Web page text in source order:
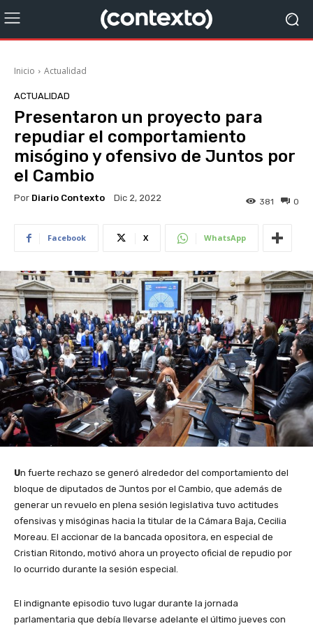
Inicio Actualidad
ACTUALIDAD
Presentaron un proyecto para
repudiar el comportamiento
misógino y ofensivo de Juntos por
el Cambio
Por Diario Contexto Dic 2, 2022 0
381
Facebook X WhatsApp
Un fuerte rechazo se generó alrededor del comportamiento del
bloque de diputados de Juntos por el Cambio, que además de
generar un revuelo en plena sesión legislativa tuvo actitudes
ofensivas y misóginas hacia la titular de la Cámara Baja, Cecilia
Moreau. El accionar de la bancada opositora, en especial de
Cristian Ritondo, motivó ahora un proyecto oficial de repudio por
lo ocurrido durante la sesión especial.
El indignante episodio tuvo lugar durante la jornada
parlamentaria que debía llevarse adelante el último jueves con